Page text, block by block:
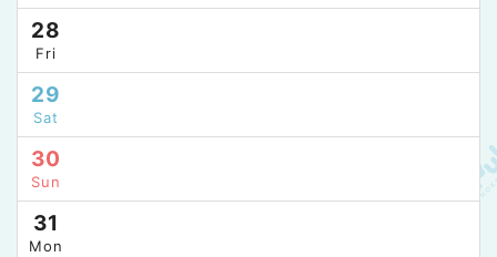
28
Fri
29
Sat
30
Sun
31
Mon